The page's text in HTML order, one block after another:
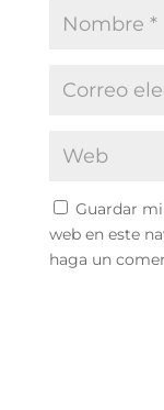
Guardar
web en este
haga un